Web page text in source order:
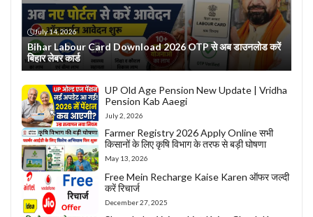
July 14, 2026
Bihar Labour Card Download 2026 OTP से अब डाउनलोड करें
बिहार लेबर कार्ड
UP Old Age Pension New Update | Vridha
Pension Kab Aaegi
July 2, 2026
Farmer Registry 2026 Apply Online सभी
किसानों के लिए कृषि विभाग के तरफ से बड़ी घोषणा
May 13, 2026
Free Mein Recharge Kaise Karen ऑफर जल्दी
करें रिचार्ज
December 27, 2025